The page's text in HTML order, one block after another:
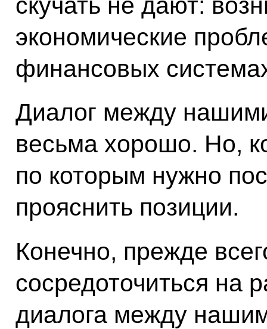
экономические
финансовых
Диалог между
весьма хорошо. Но,
по которым нужно
прояснить позиции.
Конечно, прежде
сосредоточиться на
диалога между